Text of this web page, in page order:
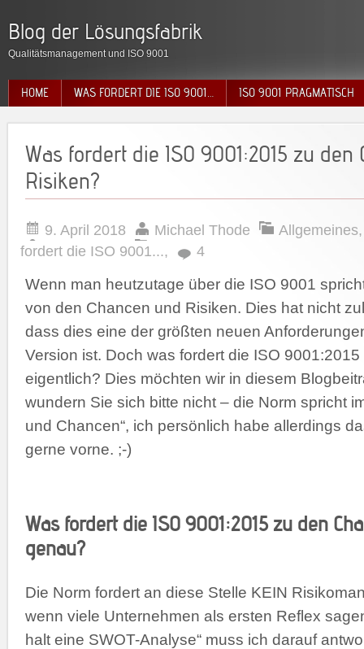
Blog der Lösungsfabrik
Qualitätsmanagement und ISO 9001
HOME WAS FORDERT DIE ISO 9001… ISO 9001 PRAGMATISCH
Was fordert die ISO 9001:2015 zu den
Risiken?
9. April 2018 Michael Thode Allgemeines
fordert die ISO 9001..., 4
Wenn man heutzutage über die ISO 9001
von den Chancen und Risiken. Dies hat nicht
dass dies eine der größten neuen
Version ist. Doch was fordert die ISO
eigentlich? Dies möchten wir in diesem
wundern Sie sich bitte nicht – die Norm spricht
und Chancen“, ich persönlich habe allerdings
gerne vorne. ;-)
Was fordert die ISO 9001:2015 zu den
genau?
Die Norm fordert an diese Stelle KEIN
wenn viele Unternehmen als ersten Reflex
halt eine SWOT-Analyse“ muss ich darauf